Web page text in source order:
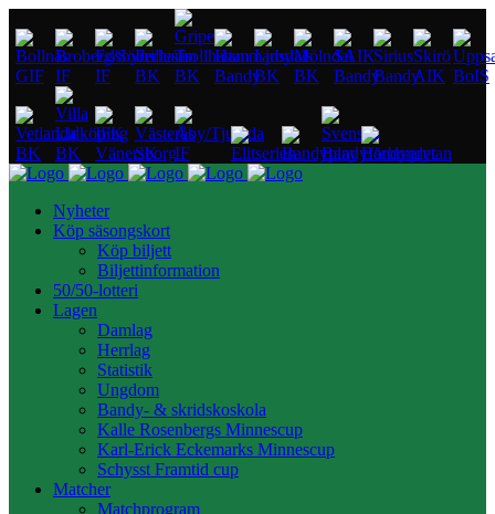
Nyheter
Köp säsongskort
Köp biljett
Biljettinformation
50/50-lotteri
Lagen
Damlag
Herrlag
Statistik
Ungdom
Bandy- & skridskoskola
Kalle Rosenbergs Minnescup
Karl-Erick Eckemarks Minnescup
Schysst Framtid cup
Matcher
Matchprogram